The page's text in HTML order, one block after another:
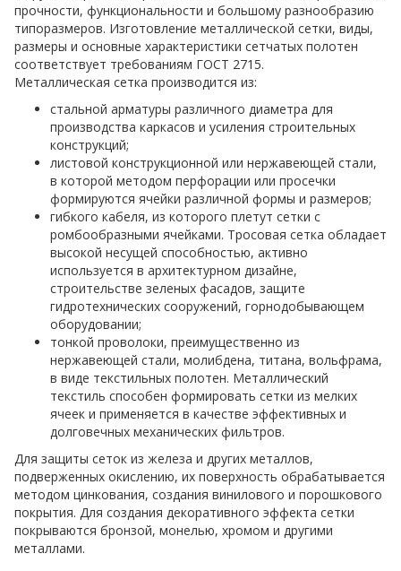
прочности, функциональности и большому разнообразию
типоразмеров. Изготовление металлической сетки, виды,
размеры и основные характеристики сетчатых полотен
соответствует требованиям ГОСТ 2715.
Металлическая сетка производится из:
стальной арматуры различного диаметра для
производства каркасов и усиления строительных
конструкций;
листовой конструкционной или нержавеющей стали,
в которой методом перфорации или просечки
формируются ячейки различной формы и размеров;
гибкого кабеля, из которого плетут сетки с
ромбообразными ячейками. Тросовая сетка обладает
высокой несущей способностью, активно
используется в архитектурном дизайне,
строительстве зеленых фасадов, защите
гидротехнических сооружений, горнодобывающем
оборудовании;
тонкой проволоки, преимущественно из
нержавеющей стали, молибдена, титана, вольфрама,
в виде текстильных полотен. Металлический
текстиль способен формировать сетки из мелких
ячеек и применяется в качестве эффективных и
долговечных механических фильтров.
Для защиты сеток из железа и других металлов,
подверженных окислению, их поверхность обрабатывается
методом цинкования, создания винилового и порошкового
покрытия. Для создания декоративного эффекта сетки
покрываются бронзой, монелью, хромом и другими
металлами.